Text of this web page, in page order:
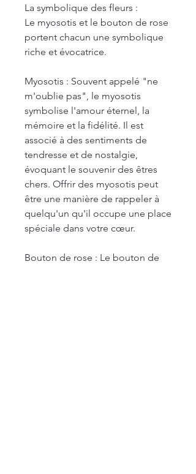
La symbolique des fleurs :
Le myosotis et le bouton de rose
portent chacun une symbolique
riche et évocatrice.
Myosotis : Souvent appelé "ne
m'oublie pas", le myosotis
symbolise l'amour éternel, la
mémoire et la fidélité. Il est
associé à des sentiments de
tendresse et de nostalgie,
évoquant le souvenir des êtres
chers. Offrir des myosotis peut
être une manière de rappeler à
quelqu'un qu'il occupe une place
spéciale dans votre cœur.
Bouton de rose : Le bouton de